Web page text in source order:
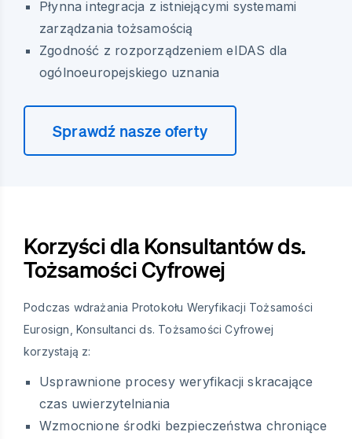
Płynna integracja z istniejącymi systemami
zarządzania tożsamością
Zgodność z rozporządzeniem eIDAS dla
ogólnoeuropejskiego uznania
Sprawdź nasze oferty
Korzyści dla Konsultantów ds.
Tożsamości Cyfrowej
Podczas wdrażania Protokołu Weryfikacji Tożsamości
Eurosign, Konsultanci ds. Tożsamości Cyfrowej
korzystają z:
Usprawnione procesy weryfikacji skracające
czas uwierzytelniania
Wzmocnione środki bezpieczeństwa chroniące